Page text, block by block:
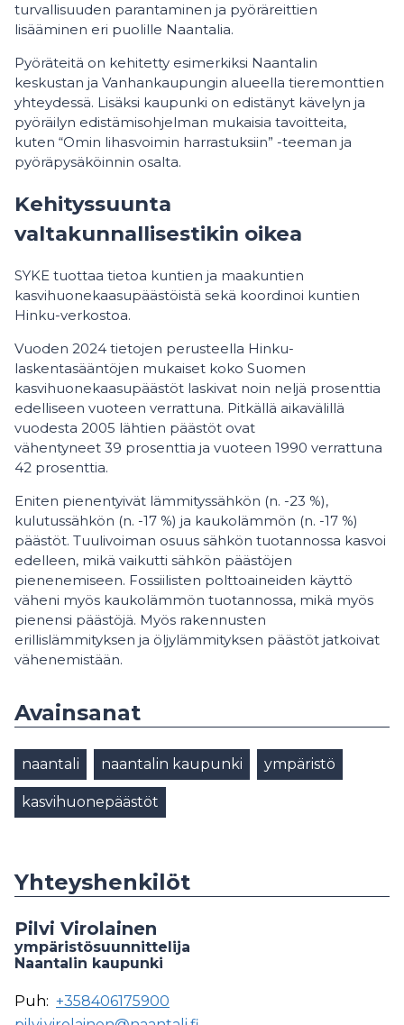
turvallisuuden parantaminen ja pyöräreittien
lisääminen eri puolille Naantalia.
Pyöräteitä on kehitetty esimerkiksi Naantalin
keskustan ja Vanhankaupungin alueella tieremonttien
yhteydessä. Lisäksi kaupunki on edistänyt kävelyn ja
pyöräilyn edistämisohjelman mukaisia tavoitteita,
kuten “Omin lihasvoimin harrastuksiin” -teeman ja
pyöräpysäköinnin osalta.
Kehityssuunta
valtakunnallisestikin oikea
SYKE tuottaa tietoa kuntien ja maakuntien
kasvihuonekaasupäästöistä sekä koordinoi kuntien
Hinku-verkostoa.
Vuoden 2024 tietojen perusteella Hinku-
laskentasääntöjen mukaiset koko Suomen
kasvihuonekaasupäästöt laskivat noin neljä prosenttia
edelliseen vuoteen verrattuna. Pitkällä aikavälillä
vuodesta 2005 lähtien päästöt ovat
vähentyneet 39 prosenttia ja vuoteen 1990 verrattuna
42 prosenttia.
Eniten pienentyivät lämmityssähkön (n. -23 %),
kulutussähkön (n. -17 %) ja kaukolämmön (n. -17 %)
päästöt. Tuulivoiman osuus sähkön tuotannossa kasvoi
edelleen, mikä vaikutti sähkön päästöjen
pienenemiseen. Fossiilisten polttoaineiden käyttö
väheni myös kaukolämmön tuotannossa, mikä myös
pienensi päästöjä. Myös rakennusten
erillislämmityksen ja öljylämmityksen päästöt jatkoivat
vähenemistään.
Avainsanat
naantali naantalin kaupunki ympäristö
kasvihuonepäästöt
Yhteyshenkilöt
Pilvi Virolainen
ympäristösuunnittelija
Naantalin kaupunki
Puh: +358406175900